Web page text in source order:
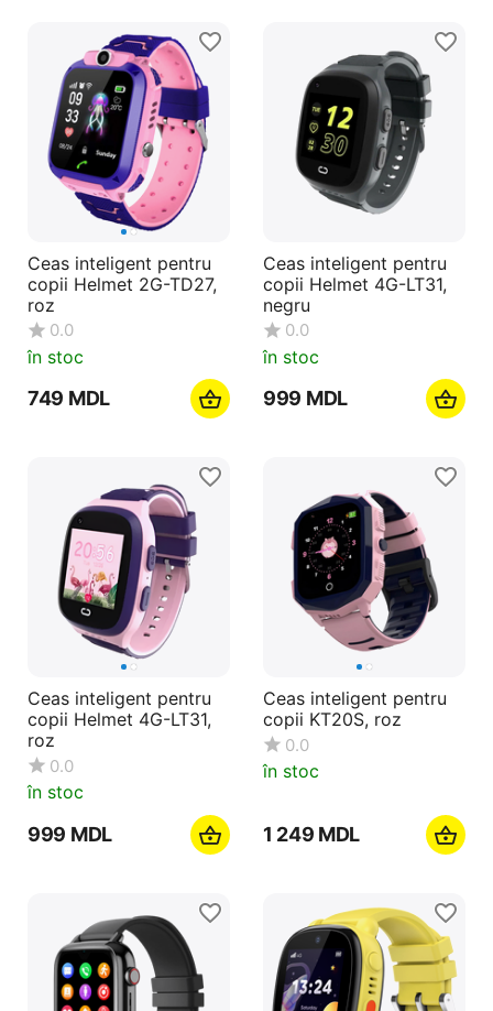
Ceas inteligent pentru
copii Helmet 2G-TD27,
roz
0.0
în stoc
‍749‍ MDL
Ceas inteligent pentru
copii Helmet 4G-LT31,
negru
0.0
în stoc
‍999‍ MDL
Ceas inteligent pentru
copii Helmet 4G-LT31,
roz
0.0
în stoc
‍999‍ MDL
Ceas inteligent pentru
copii KT20S, roz
0.0
în stoc
1 249 MDL